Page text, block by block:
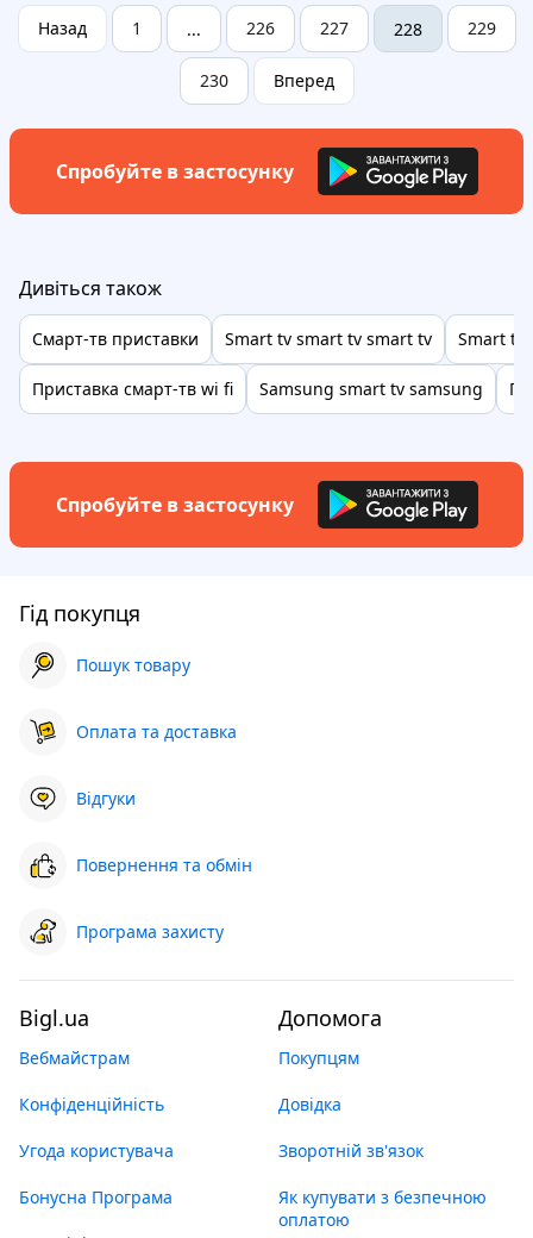
Назад 1 ... 226 227 228 229
230 Вперед
Спробуйте в застосунку
Дивіться також
Смарт-тв приставки Smart tv smart tv smart tv Smart tv
Приставка смарт-тв wi fi Samsung smart tv samsung
Спробуйте в застосунку
Гід покупця
Пошук товару
Оплата та доставка
Відгуки
Повернення та обмін
Програма захисту
Bigl.ua
Вебмайстрам
Конфіденційність
Угода користувача
Бонусна Програма
Допомога
Покупцям
Довідка
Зворотній зв'язок
Як купувати з безпечною
оплатою